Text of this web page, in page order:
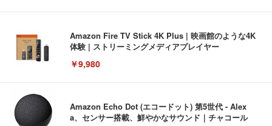
Amazon Fire TV Stick 4K Plus | 映画館のような4K
体験 | ストリーミングメディアプレイヤー
￥9,980
Amazon Echo Dot (エコードット) 第5世代 - Alex
a、センサー搭載、鮮やかなサウンド｜チャコール